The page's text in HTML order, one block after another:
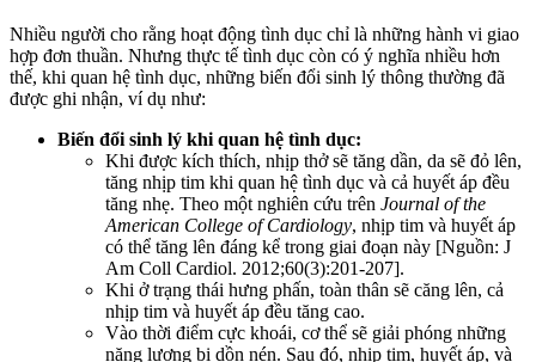
Nhiều người cho rằng hoạt động tình dục chỉ là những hành vi giao
hợp đơn thuần. Nhưng thực tế tình dục còn có ý nghĩa nhiều hơn
thế, khi quan hệ tình dục, những biến đổi sinh lý thông thường đã
được ghi nhận, ví dụ như:
Biến đổi sinh lý khi quan hệ tình dục:
Khi được kích thích, nhịp thở sẽ tăng dần, da sẽ đỏ lên,
tăng nhịp tim khi quan hệ tình dục và cả huyết áp đều
tăng nhẹ. Theo một nghiên cứu trên Journal of the
American College of Cardiology, nhịp tim và huyết áp
có thể tăng lên đáng kể trong giai đoạn này [Nguồn: J
Am Coll Cardiol. 2012;60(3):201-207].
Khi ở trạng thái hưng phấn, toàn thân sẽ căng lên, cả
nhịp tim và huyết áp đều tăng cao.
Vào thời điểm cực khoái, cơ thể sẽ giải phóng những
năng lượng bị dồn nén. Sau đó, nhịp tim, huyết áp, và